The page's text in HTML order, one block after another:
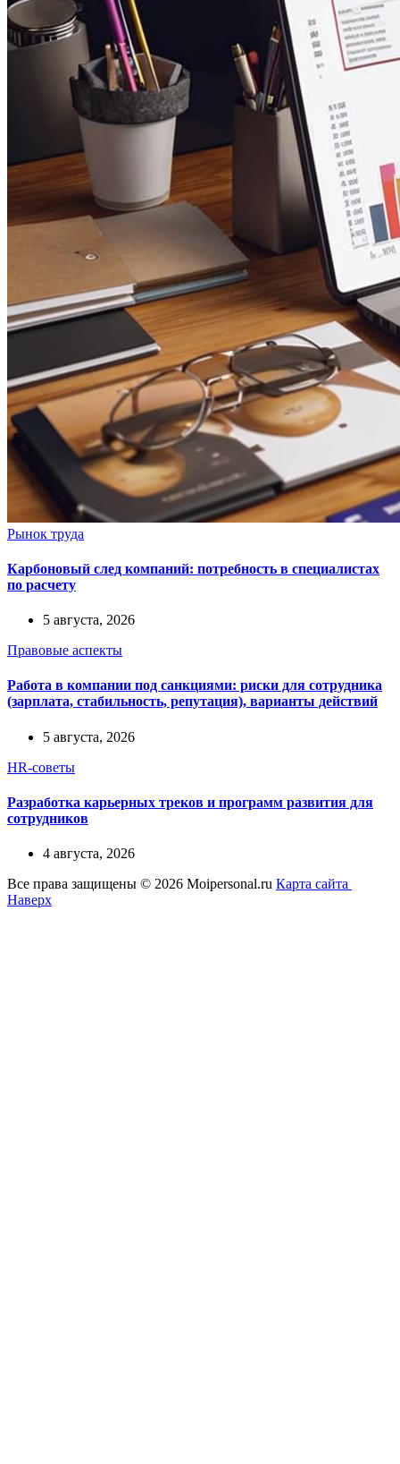
Рынок труда
Карбоновый след компаний: потребность в специалистах
по расчету
5 августа, 2026
Правовые аспекты
Работа в компании под санкциями: риски для сотрудника
(зарплата, стабильность, репутация), варианты действий
5 августа, 2026
HR-советы
Разработка карьерных треков и программ развития для
сотрудников
4 августа, 2026
Все права защищены © 2026 Moipersonal.ru Карта сайта
Наверх